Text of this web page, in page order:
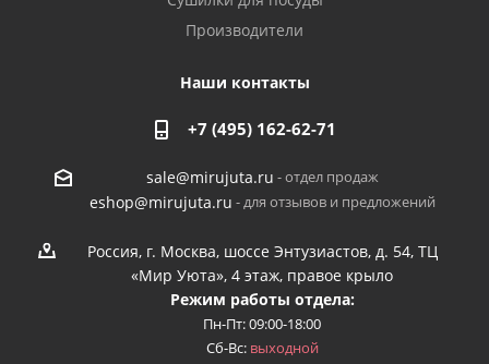
Производители
Наши контакты
+7 (495) 162-62-71
sale@mirujuta.ru - отдел продаж
eshop@mirujuta.ru - для отзывов и предложений
Россия, г. Москва, шоссе Энтузиастов, д. 54, ТЦ
«Мир Уюта», 4 этаж, правое крыло
Режим работы отдела:
Пн-Пт: 09:00-18:00
Сб-Вс: выходной